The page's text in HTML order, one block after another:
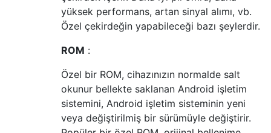
yüksek performans, artan sinyal alımı, vb.
Özel çekirdeğin yapabileceği bazı şeylerdir.
ROM :
Özel bir ROM, cihazınızın normalde salt
okunur bellekte saklanan Android işletim
sistemini, Android işletim sisteminin yeni
veya değiştirilmiş bir sürümüyle değiştirir.